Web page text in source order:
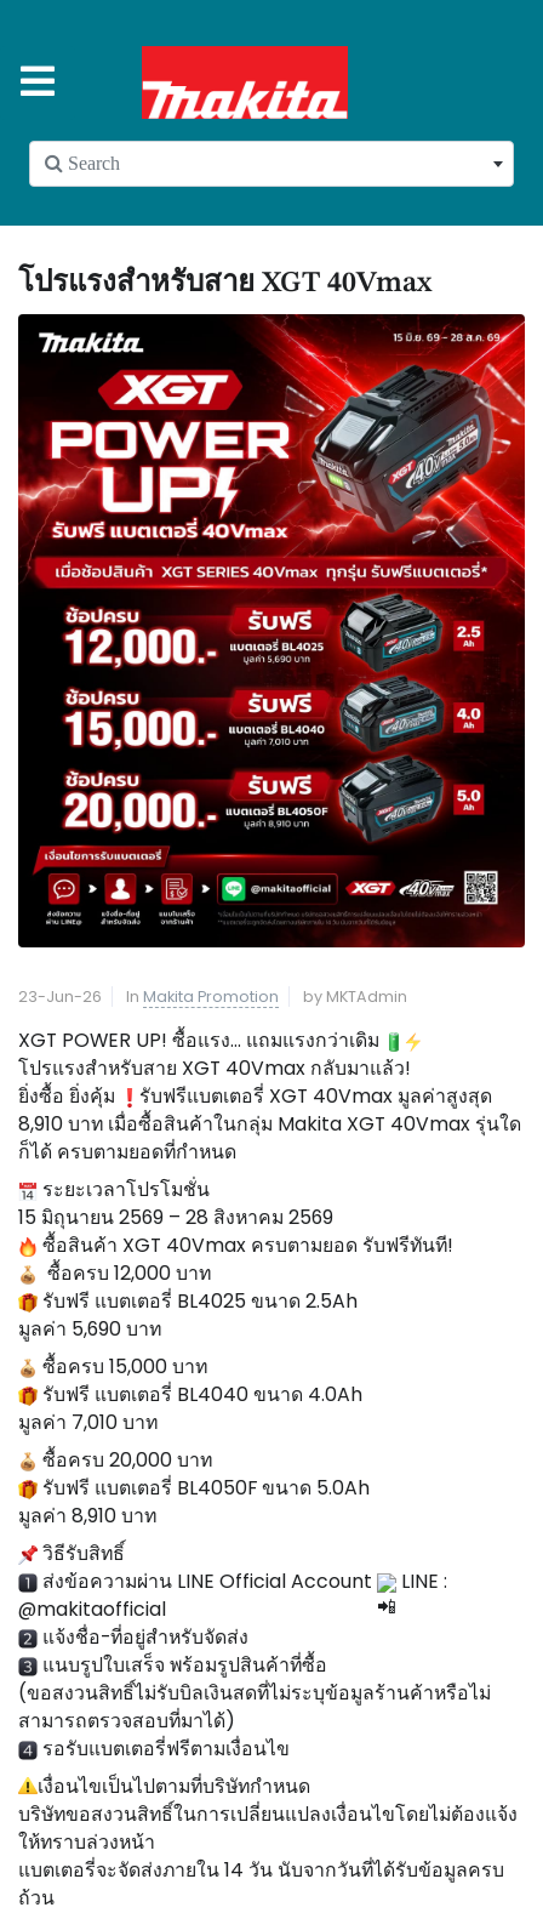
 Search
โปรแรงสำหรับสาย XGT 40Vmax
23-Jun-26 In Makita Promotion by MKTAdmin
XGT POWER UP! ซื้อแรง... แถมแรงกว่าเดิม
โปรแรงสำหรับสาย XGT 40Vmax กลับมาแล้ว!
ยิ่งซื้อ ยิ่งคุ้ม
รับฟรีแบตเตอรี่ XGT 40Vmax มูลค่าสูงสุด
8,910 บาท เมื่อซื้อสินค้าในกลุ่ม Makita XGT 40Vmax รุ่นใด
ก็ได้ ครบตามยอดที่กำหนด
ระยะเวลาโปรโมชั่น
15 มิถุนายน 2569 – 28 สิงหาคม 2569
ซื้อสินค้า XGT 40Vmax ครบตามยอด รับฟรีทันที!
  ซื้อครบ 12,000 บาท
รับฟรี แบตเตอรี่ BL4025 ขนาด 2.5Ah
มูลค่า 5,690 บาท
ซื้อครบ 15,000 บาท
รับฟรี แบตเตอรี่ BL4040 ขนาด 4.0Ah
มูลค่า 7,010 บาท
ซื้อครบ 20,000 บาท
รับฟรี แบตเตอรี่ BL4050F ขนาด 5.0Ah
มูลค่า 8,910 บาท
วิธีรับสิทธิ์
ส่งข้อความผ่าน LINE Official Account
LINE :
@makitaofficial
แจ้งชื่อ-ที่อยู่สำหรับจัดส่ง
แนบรูปใบเสร็จ พร้อมรูปสินค้าที่ซื้อ
(ขอสงวนสิทธิ์ไม่รับบิลเงินสดที่ไม่ระบุข้อมูลร้านค้าหรือไม่
สามารถตรวจสอบที่มาได้)
รอรับแบตเตอรี่ฟรีตามเงื่อนไข
เงื่อนไขเป็นไปตามที่บริษัทกำหนด
บริษัทขอสงวนสิทธิ์ในการเปลี่ยนแปลงเงื่อนไขโดยไม่ต้องแจ้ง
ให้ทราบล่วงหน้า
แบตเตอรี่จะจัดส่งภายใน 14 วัน นับจากวันที่ได้รับข้อมูลครบ
ถ้วน